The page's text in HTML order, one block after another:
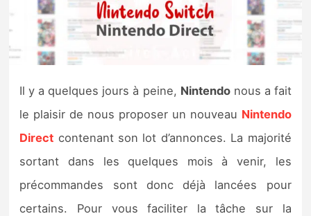
Rumeurs
Nintendo Direct
Tests et previews
Tests de jeux
Tests d’accessoires
Autres tests
Il y a quelques jours à peine, Nintendonous a fait
le plaisir de nous proposer un nouveau Nintendo
Direct contenant son lot d’annonces. La majorité
sortant dans les quelques mois à venir, les
précommandes sont donc déjà lancées pour
certains. Pour vous faciliter la tâche sur la